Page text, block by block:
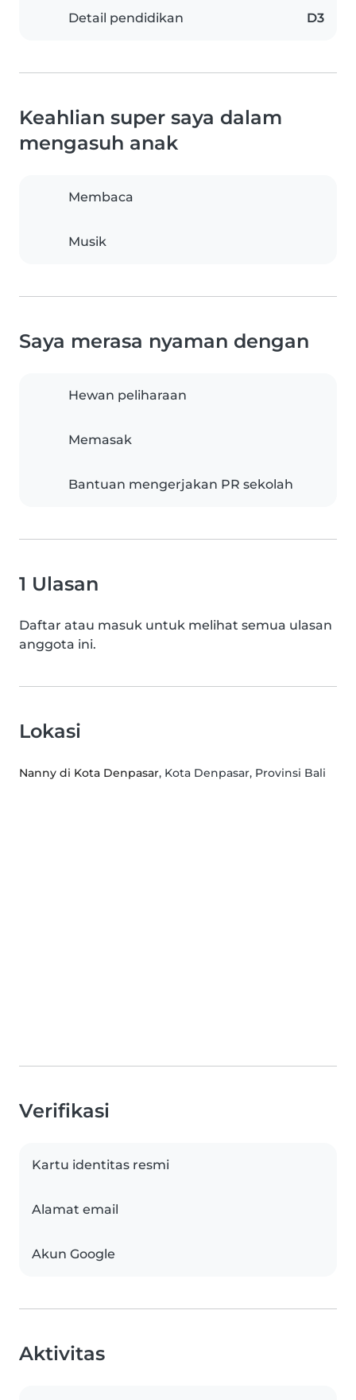
Detail pendidikan D3
Keahlian super saya dalam
mengasuh anak
Membaca
Musik
Saya merasa nyaman dengan
Hewan peliharaan
Memasak
Bantuan mengerjakan PR sekolah
1 Ulasan
Daftar atau masuk untuk melihat semua ulasan
anggota ini.
Lokasi
Nanny di Kota Denpasar, Kota Denpasar, Provinsi Bali
Verifikasi
Kartu identitas resmi
Alamat email
Akun Google
Aktivitas